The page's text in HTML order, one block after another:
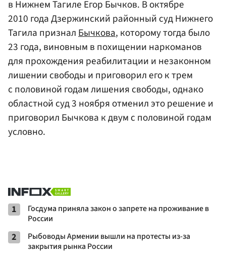
в Нижнем Тагиле Егор Бычков. В октябре
2010 года Дзержинский районный суд Нижнего
Тагила призналБычкова, которому тогда было
23 года, виновным в похищении наркоманов
для прохождения реабилитации и незаконном
лишении свободы и приговорил его к трем
с половиной годам лишения свободы, однако
областной суд 3 ноября отменил это решение и
приговорил Бычкова к двум с половиной годам
условно.
1
Госдума приняла закон о запрете на проживание в
России
2
Рыбоводы Армении вышли на протесты из-за
закрытия рынка России